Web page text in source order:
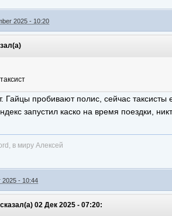
2025 - 10:20
Гайцы пробивают полис, сейчас
запустил каско на время поездки,
в миру Алексей
2025 - 10:44
02 Дек 2025 - 07:20: